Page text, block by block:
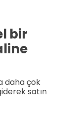
bir
daha çok
satın